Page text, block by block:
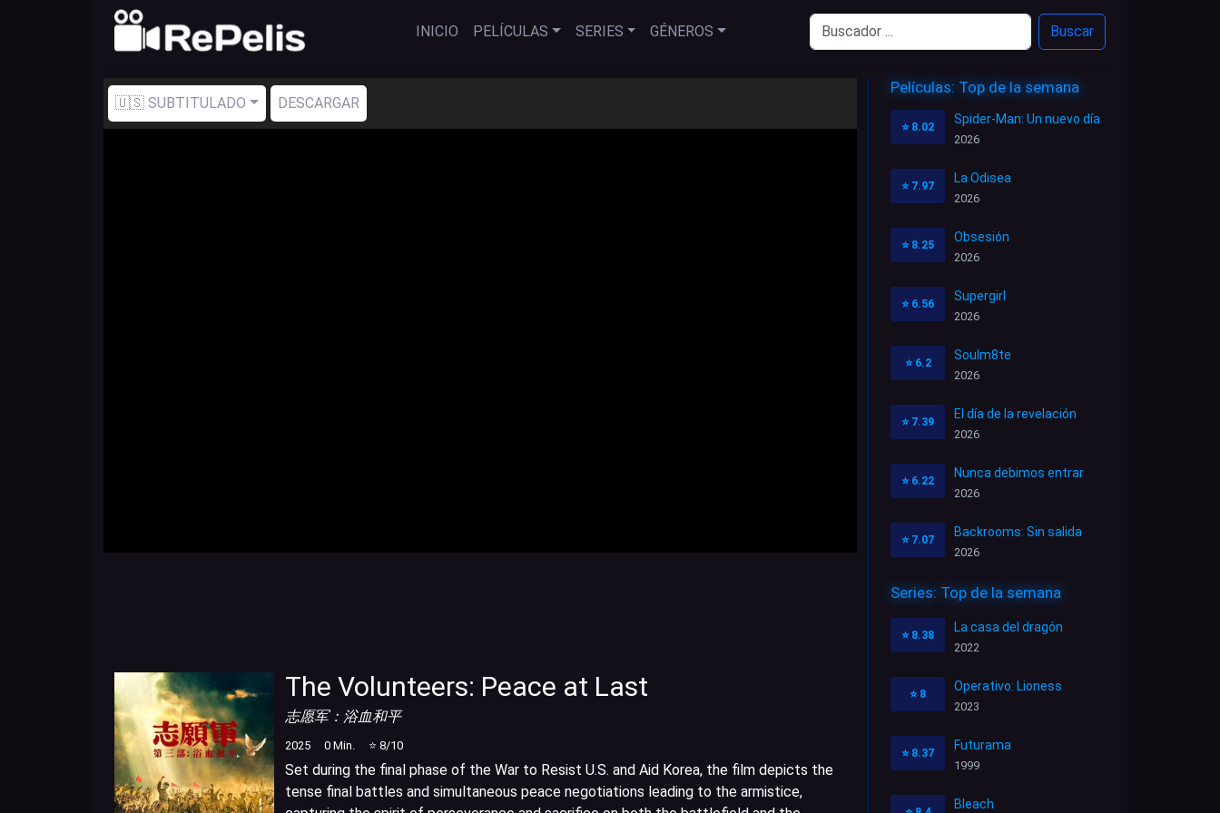
INICIO PELÍCULAS SERIES GÉNEROS Buscar
🇺🇸 SUBTITULADO DESCARGAR
The Volunteers: Peace at Last
志愿军：浴血和平
2025 0 Min. ⭐ 8/10
Set during the final phase of the War to Resist U.S. and Aid Korea, the film depicts the
tense final battles and simultaneous peace negotiations leading to the armistice,
Películas: Top de la semana
⭐ 8.02
Spider-Man: Un nuevo día
2026
⭐ 7.97
La Odisea
2026
⭐ 8.25
Obsesión
2026
⭐ 6.56
Supergirl
2026
⭐ 6.2
Soulm8te
2026
⭐ 7.39
El día de la revelación
2026
⭐ 6.22
Nunca debimos entrar
2026
⭐ 7.07
Backrooms: Sin salida
2026
Series: Top de la semana
⭐ 8.38
La casa del dragón
2022
⭐ 8
Operativo: Lioness
2023
⭐ 8.37
Futurama
1999
Bleach